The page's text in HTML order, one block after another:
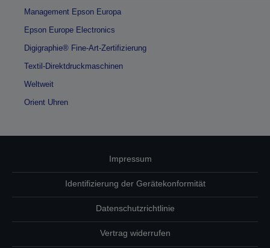
Management Epson Europa
Epson Europe Electronics
Digigraphie® Fine-Art-Zertifizierung
Textil-Direktdruckmaschinen
Weltweit
Orient Uhren
Impressum
Identifizierung der Gerätekonformität
Datenschutzrichtlinie
Vertrag widerrufen